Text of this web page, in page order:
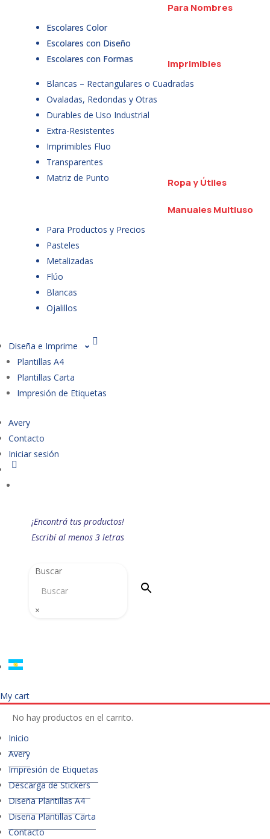
Para Nombres
Escolares Color
Escolares con Diseño
Escolares con Formas
Imprimibles
Blancas – Rectangulares o Cuadradas
Ovaladas, Redondas y Otras
Durables de Uso Industrial
Extra-Resistentes
Imprimibles Fluo
Transparentes
Matriz de Punto
Ropa y Útiles
Manuales Multiuso
Para Productos y Precios
Pasteles
Metalizadas
Flúo
Blancas
Ojalillos
Diseña e Imprime
Plantillas A4
Plantillas Carta
Impresión de Etiquetas
Avery
Contacto
Iniciar sesión
¡Encontrá tus productos!
Escribí al menos 3 letras
Buscar
×
My cart
No hay productos en el carrito.
Inicio
Avery
Impresión de Etiquetas
Descarga de Stickers
Diseña Plantillas A4
Diseña Plantillas Carta
Contacto